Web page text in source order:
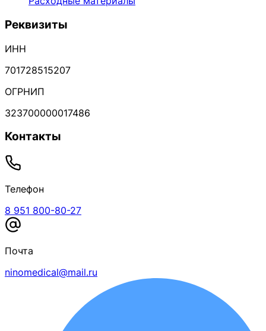
Реквизиты
ИНН
701728515207
ОГРНИП
323700000017486
Контакты
Телефон
8 951 800-80-27
Почта
ninomedical@mail.ru